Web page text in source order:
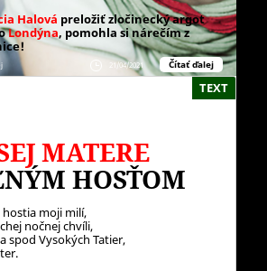
Halová preložiť zločinecký argot
Londýna, pomohla si nárečím z
21/04/2021 Čítať ďalej
TEXT
MATERE
HOSŤOM
hostia moji milí,
nočnej chvíli,
spod Vysokých Tatier,